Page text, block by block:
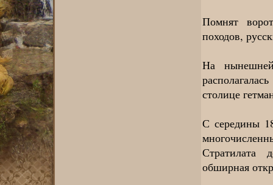
Помнят
походов,
На
столице
С середины
Стратилата
обширная